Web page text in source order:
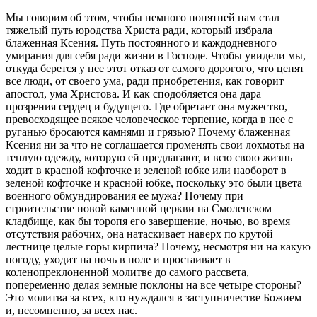
Мы говорим об этом, чтобы немного понятней нам стал
тяжелый путь юродства Христа ради, который избрала
блаженная Ксения. Путь постоянного и каждодневного
умирания для себя ради жизни в Господе. Чтобы увидели мы,
откуда берется у нее этот отказ от самого дорогого, что ценят
все люди, от своего ума, ради приобретения, как говорит
апостол, ума Христова. И как сподобляется она дара
прозрения сердец и будущего. Где обретает она мужество,
превосходящее всякое человеческое терпение, когда в нее с
руганью бросаются камнями и грязью? Почему блаженная
Ксения ни за что не соглашается променять свои лохмотья на
теплую одежду, которую ей предлагают, и всю свою жизнь
ходит в красной кофточке и зеленой юбке или наоборот в
зеленой кофточке и красной юбке, поскольку это были цвета
военного обмундирования ее мужа? Почему при
строительстве новой каменной церкви на Смоленском
кладбище, как бы торопя его завершение, ночью, во время
отсутствия рабочих, она натаскивает наверх по крутой
лестнице целые горы кирпича? Почему, несмотря ни на какую
погоду, уходит на ночь в поле и простаивает в
коленопреклоненной молитве до самого рассвета,
попеременно делая земные поклоны на все четыре стороны?
Это молитва за всех, кто нуждался в заступничестве Божием
и, несомненно, за всех нас.